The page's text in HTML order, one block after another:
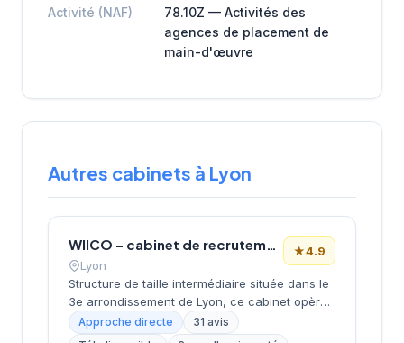
Activité (NAF)
78.10Z — Activités des
agences de placement de
main-d'œuvre
Autres cabinets à Lyon
WIICO – cabinet de recrutement
Lyon
★4.9
Structure de taille intermédiaire située dans le
3e arrondissement de Lyon, ce cabinet opère
depuis le quartier d'affaires de la Part-Dieu.
Dirigée par MOMTAZ-AZAD, l'entreprise
Approche directe
31 avis